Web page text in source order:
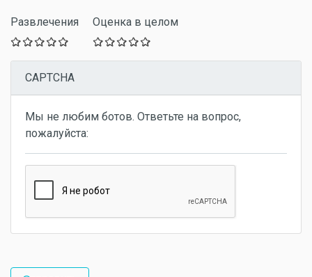
Развлечения Оценка в целом
CAPTCHA
Мы не любим ботов. Ответьте на вопрос,
пожалуйста: